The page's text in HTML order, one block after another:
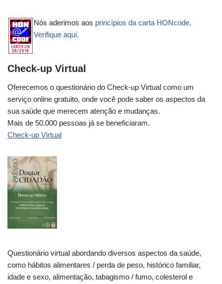
Nós aderimos aos princípios da carta HONcode.
Verifique aqui.
Check-up Virtual
Oferecemos o questionário do Check-up Virtual como um
serviço online gratuito, onde você pode saber os aspectos da
sua saúde que merecem atenção e mudanças.
Mais de 50.000 pessoas já se beneficiaram.
Check-up Virtual
Questionário virtual abordando diversos aspectos da saúde,
como hábitos alimentares / perda de peso, histórico familiar,
idade e sexo, alimentação, tabagismo / fumo, colesterol e